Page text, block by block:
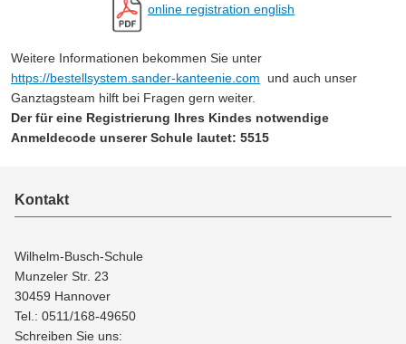
online registration english
Weitere Informationen bekommen Sie unter
https://bestellsystem.sander-kanteenie.com und auch unser
Ganztagsteam hilft bei Fragen gern weiter.
Der für eine Registrierung Ihres Kindes notwendige
Anmeldecode unserer Schule lautet: 5515
Kontakt
Wilhelm-Busch-Schule
Munzeler Str. 23
30459 Hannover
Tel.: 0511/168-49650
Schreiben Sie uns: